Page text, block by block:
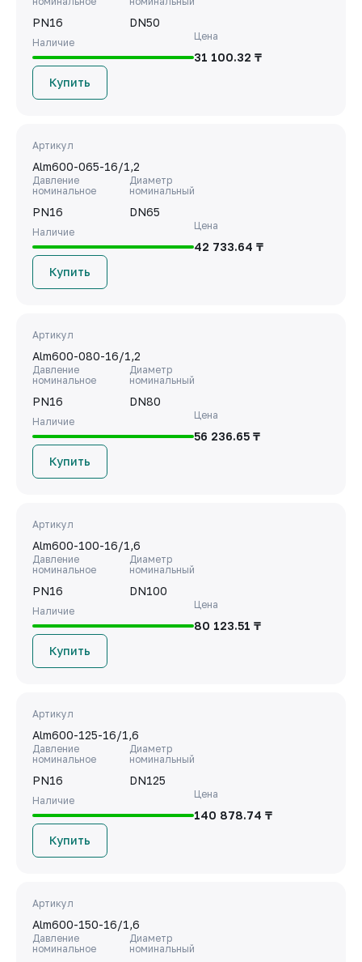
PN16 DN50
Наличие
Цена
31 100.32 ₸
Купить
Артикул
Alm600-065-16/1,2
Давление
номинальное
PN16
Диаметр
номинальный
DN65
Наличие
Цена
42 733.64 ₸
Купить
Артикул
Alm600-080-16/1,2
Давление
номинальное
PN16
Диаметр
номинальный
DN80
Наличие
Цена
56 236.65 ₸
Купить
Артикул
Alm600-100-16/1,6
Давление
номинальное
PN16
Диаметр
номинальный
DN100
Наличие
Цена
80 123.51 ₸
Купить
Артикул
Alm600-125-16/1,6
Давление
номинальное
PN16
Диаметр
номинальный
DN125
Наличие
Цена
140 878.74 ₸
Купить
Артикул
Alm600-150-16/1,6
Давление
номинальное
Диаметр
номинальный